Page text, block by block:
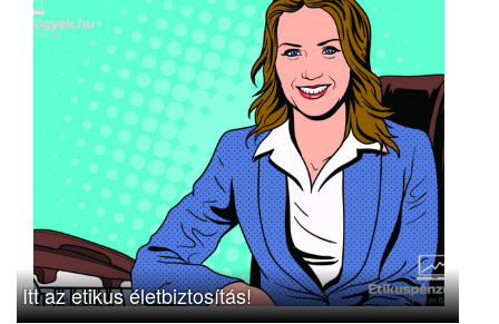
Itt az etikus életbiztosítás!